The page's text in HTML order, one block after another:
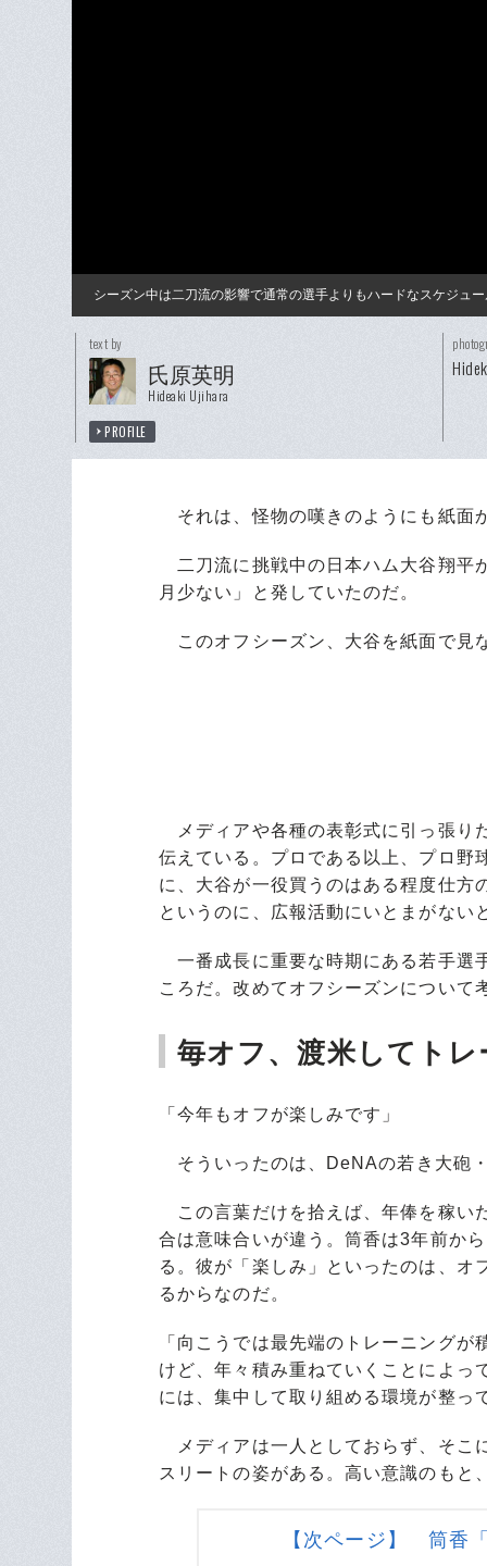
シーズン中は二刀流の影響で通常の選手よりもハードなスケジュ
text by
氏原英明
Hideaki Ujihara
PROFILE
それは、怪物の嘆きのようにも紙面
二刀流に挑戦中の日本ハム大谷翔平
月少ない」と発していたのだ。
このオフシーズン、大谷を紙面で見
メディアや各種の表彰式に引っ張り
伝えている。プロである以上、プロ野
に、大谷が一役買うのはある程度仕方
というのに、広報活動にいとまがない
一番成長に重要な時期にある若手選
ころだ。改めてオフシーズンについて
毎オフ、渡米してト
「今年もオフが楽しみです」
そういったのは、DeNAの若き大砲
この言葉だけを拾えば、年俸を稼い
合は意味合いが違う。筒香は3年前か
る。彼が「楽しみ」といったのは、オ
るからなのだ。
「向こうでは最先端のトレーニング
けど、年々積み重ねていくことによっ
には、集中して取り組める環境が整っ
メディアは一人としておらず、そこ
スリートの姿がある。高い意識のもと
【次ページ】 筒香